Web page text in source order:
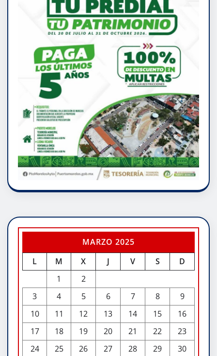
MARZO 2025
L
M X J V S
D
1
2
3
4 5 6 7 8
9
10
11 12 13 14 15
16
17
18 19 20 21 22
23
24
25 26 27 28 29
30